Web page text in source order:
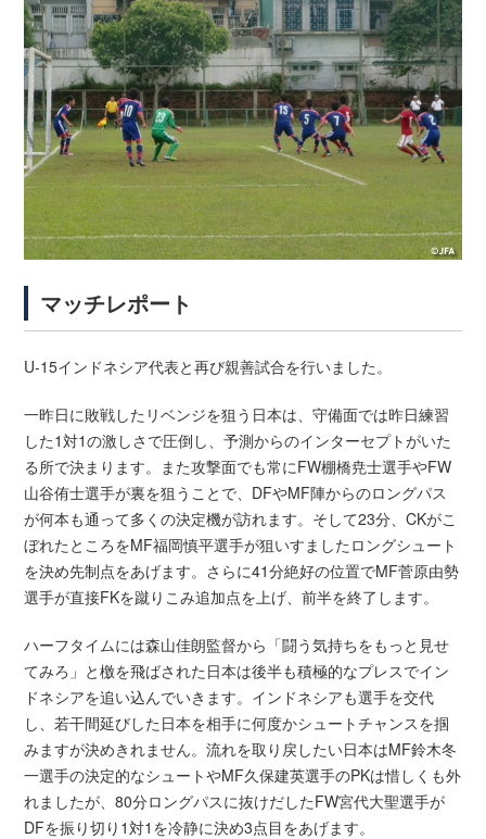
マッチレポート
U-15インドネシア代表と再び親善試合を行いました。
一昨日に敗戦したリベンジを狙う日本は、守備面では昨日練習
した1対1の激しさで圧倒し、予測からのインターセプトがいた
る所で決まります。また攻撃面でも常にFW棚橋尭士選手やFW
山谷侑士選手が裏を狙うことで、DFやMF陣からのロングパス
が何本も通って多くの決定機が訪れます。そして23分、CKがこ
ぼれたところをMF福岡慎平選手が狙いすましたロングシュート
を決め先制点をあげます。さらに41分絶好の位置でMF菅原由勢
選手が直接FKを蹴りこみ追加点を上げ、前半を終了します。
ハーフタイムには森山佳朗監督から「闘う気持ちをもっと見せ
てみろ」と檄を飛ばされた日本は後半も積極的なプレスでイン
ドネシアを追い込んでいきます。インドネシアも選手を交代
し、若干間延びした日本を相手に何度かシュートチャンスを掴
みますが決めきれません。流れを取り戻したい日本はMF鈴木冬
一選手の決定的なシュートやMF久保建英選手のPKは惜しくも外
れましたが、80分ロングパスに抜けだしたFW宮代大聖選手が
DFを振り切り1対1を冷静に決め3点目をあげます。